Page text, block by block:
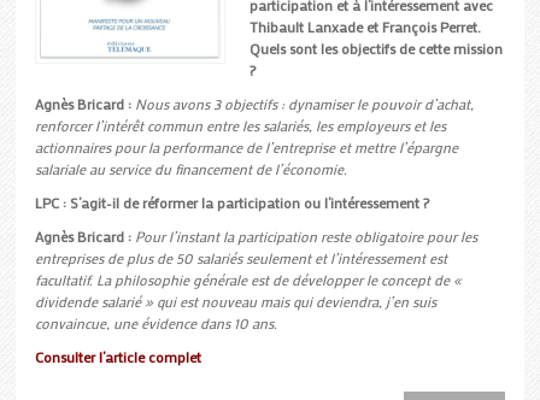
participation et à l’intéressement avec
Thibault Lanxade et François Perret.
Quels sont les objectifs de cette mission
?
Agnès Bricard : Nous avons 3 objectifs : dynamiser le pouvoir d’achat,
renforcer l’intérêt commun entre les salariés, les employeurs et les
actionnaires pour la performance de l’entreprise et mettre l’épargne
salariale au service du financement de l’économie.
LPC : S’agit-il de réformer la participation ou l’intéressement ?
Agnès Bricard : Pour l’instant la participation reste obligatoire pour les
entreprises de plus de 50 salariés seulement et l’intéressement est
facultatif. La philosophie générale est de développer le concept de «
dividende salarié » qui est nouveau mais qui deviendra, j’en suis
convaincue, une évidence dans 10 ans.
Consulter l’article complet